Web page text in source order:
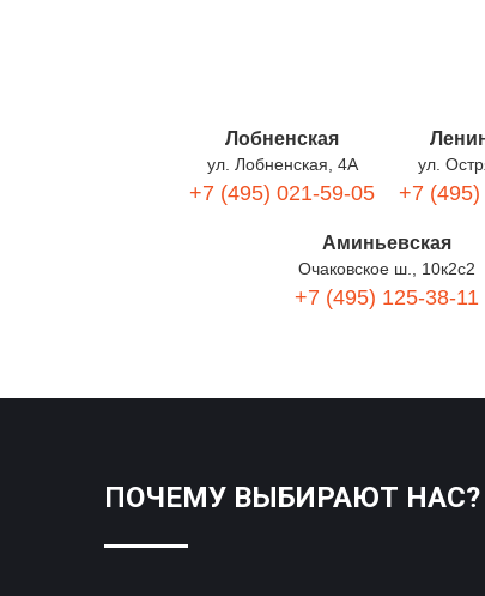
Лобненская
ул. Лобненская, 4А
+7 (495) 021-59-05
ул.
+7
Аминьевская
Очаковское ш., 10к2с2
+7 (495) 125-38-11
ПОЧЕМУ ВЫБИРАЮТ НАС?